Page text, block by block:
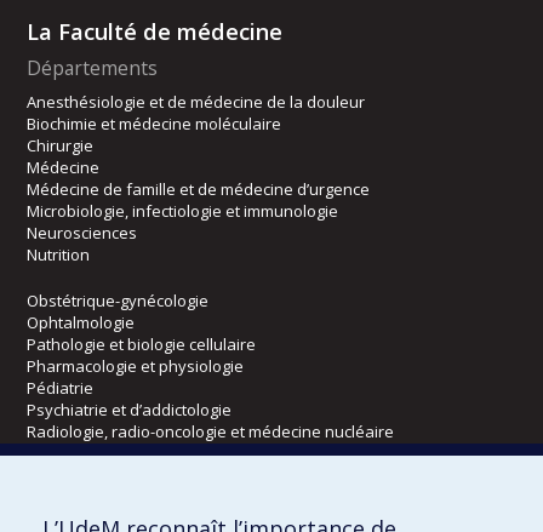
La Faculté de médecine
Départements
Anesthésiologie et de médecine de la douleur
Biochimie et médecine moléculaire
Chirurgie
Médecine
Médecine de famille et de médecine d’urgence
Microbiologie, infectiologie et immunologie
Neurosciences
Nutrition
Obstétrique-gynécologie
Ophtalmologie
Pathologie et biologie cellulaire
Pharmacologie et physiologie
Pédiatrie
Psychiatrie et d’addictologie
Radiologie, radio-oncologie et médecine nucléaire